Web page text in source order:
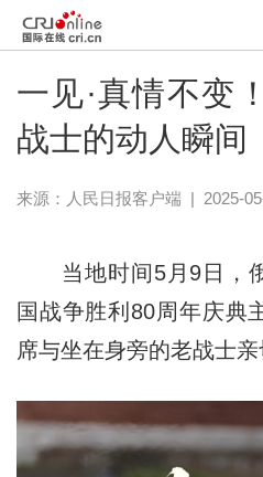
一见·真情不变
战士的动人瞬间
来源： 人民日报客户端 | 2025-
当地时间5月9日，俄
国战争胜利80周年庆典
席与坐在身旁的老战士亲